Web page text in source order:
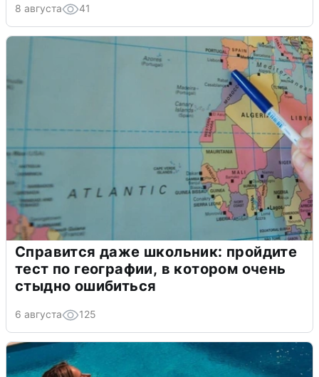
8 августа 41
Справится даже школьник: пройдите
тест по географии, в котором очень
стыдно ошибиться
6 августа 125